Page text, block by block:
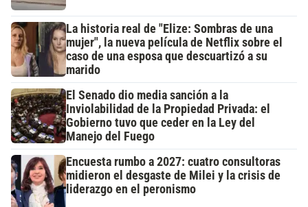
La historia real de "Elize: Sombras de una
mujer", la nueva película de Netflix sobre el
caso de una esposa que descuartizó a su
marido
El Senado dio media sanción a la
Inviolabilidad de la Propiedad Privada: el
Gobierno tuvo que ceder en la Ley del
Manejo del Fuego
Encuesta rumbo a 2027: cuatro consultoras
midieron el desgaste de Milei y la crisis de
liderazgo en el peronismo